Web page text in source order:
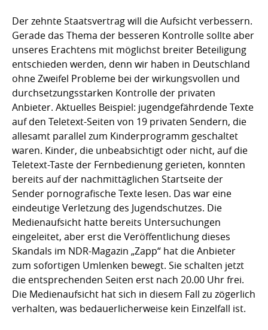
Der zehnte Staatsvertrag will die Aufsicht verbessern.
Gerade das Thema der besseren Kontrolle sollte aber
unseres Erachtens mit möglichst breiter Beteiligung
entschieden werden, denn wir haben in Deutschland
ohne Zweifel Probleme bei der wirkungsvollen und
durchsetzungsstarken Kontrolle der privaten
Anbieter. Aktuelles Beispiel: jugendgefährdende Texte
auf den Teletext-Seiten von 19 privaten Sendern, die
allesamt parallel zum Kinderprogramm geschaltet
waren. Kinder, die unbeabsichtigt oder nicht, auf die
Teletext-Taste der Fernbedienung gerieten, konnten
bereits auf der nachmittäglichen Startseite der
Sender pornografische Texte lesen. Das war eine
eindeutige Verletzung des Jugendschutzes. Die
Medienaufsicht hatte bereits Untersuchungen
eingeleitet, aber erst die Veröffentlichung dieses
Skandals im NDR-Magazin „Zapp“ hat die Anbieter
zum sofortigen Umlenken bewegt. Sie schalten jetzt
die entsprechenden Seiten erst nach 20.00 Uhr frei.
Die Medienaufsicht hat sich in diesem Fall zu zögerlich
verhalten, was bedauerlicherweise kein Einzelfall ist.